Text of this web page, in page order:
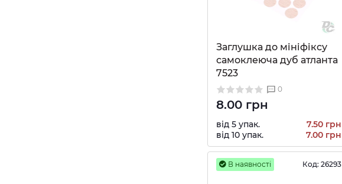
Заглушка до мініфіксу
самоклеюча дуб атланта
7523
0
8.00 грн
від 5 упак.
7.50 грн
від 10 упак.
7.00 грн
В наявності Код: 26293